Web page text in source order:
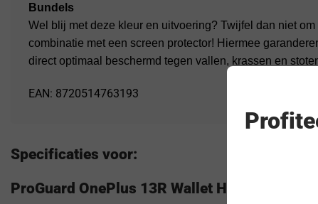
Bundels
Wel blij met deze kleur en uitvoering? Twijfel dan niet
combinatie met een screen protector! Hiermee
direct optimaal beschermd tegen vallen, krassen en
EAN: 8720514763193
Specificaties voor:
ProGuard OnePlus 13R Wallet Hoesje Vintage